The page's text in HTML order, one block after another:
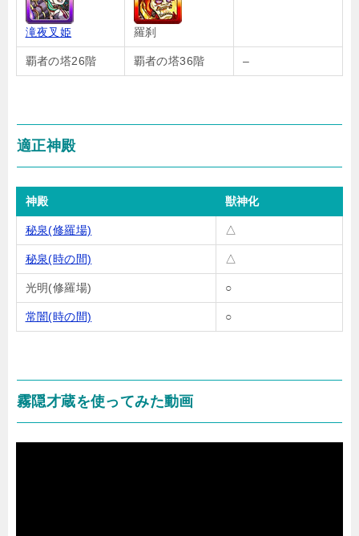
滝夜叉姫 羅刹
覇者の塔26階 覇者の塔36階 –
適正神殿
神殿 獣神化
秘泉(修羅場) △
秘泉(時の間) △
光明(修羅場) ○
常闇(時の間) ○
霧隠才蔵を使ってみた動画